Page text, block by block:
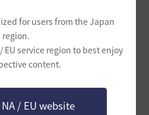
for users from the Japan
region.
EU service region to best enjoy
content.
/ EU website
】※3/31更新
イシャハル-日本
狩り用：基本コンボ／ラバム（スキ
／小技まとめ（2026/02）
歴史 黒い砂漠史上１ではないだろ